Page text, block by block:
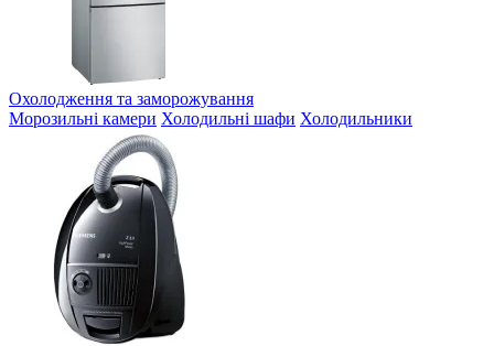
Охолодження та заморожування
Морозильні камери Холодильні шафи Холодильники